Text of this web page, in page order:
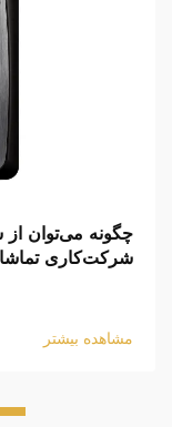
چگونه می‌توان
شرکت‌کاری
مشاهده بیشتر